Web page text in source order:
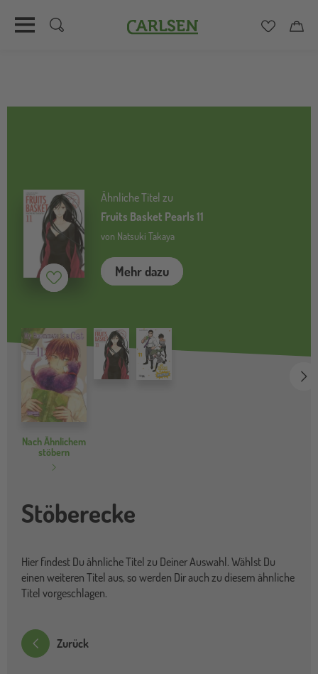
Carlsen
Ähnliche Titel zu
Fruits Basket Pearls 11
von Natsuki Takaya
Mehr dazu
Merken ( inaktiv)
Nach Ähnlichem
stöbern
Stöberecke
Hier findest Du ähnliche Titel zu Deiner Auswahl. Wählst Du
einen weiteren Titel aus, so werden Dir auch zu diesem ähnliche
Titel vorgeschlagen.
Zurück